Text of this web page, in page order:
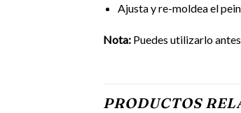
Ajusta y re-moldea el
Nota: Puedes utilizarlo
PRODUCTOS